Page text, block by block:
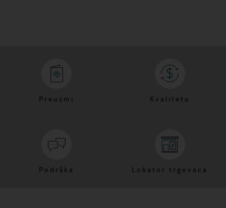
Preuzmi Kvaliteta
Podrška Lokator trgovaca